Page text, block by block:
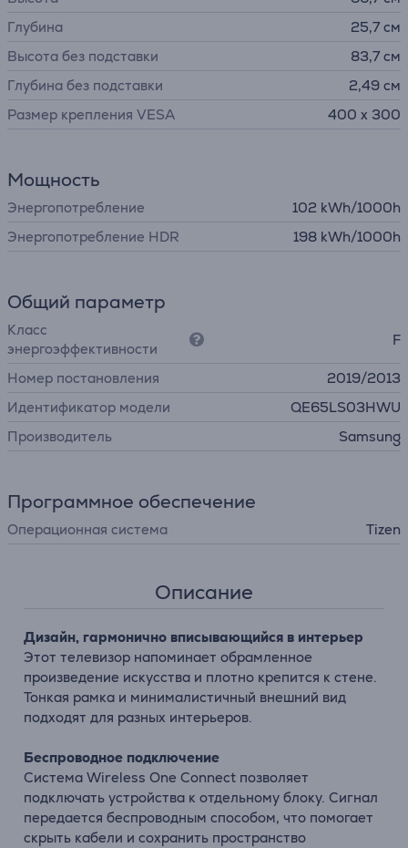
Глубина
25,7 см
Высота без подставки
83,7 см
Глубина без подставки
2,49 см
Размер крепления VESA
400 x 300
Мощность
Энергопотребление
102 kWh/1000h
Энергопотребление HDR
198 kWh/1000h
Общий параметр
Класс
энергоэффективности
F
Номер постановления
2019/2013
Идентификатор модели
QE65LS03HWU
Производитель
Samsung
Программное обеспечение
Операционная система Tizen
Описание
Дизайн, гармонично вписывающийся в интерьер
Этот телевизор напоминает обрамленное
произведение искусства и плотно крепится к стене.
Тонкая рамка и минималистичный внешний вид
подходят для разных интерьеров.
Беспроводное подключение
Система Wireless One Connect позволяет
подключать устройства к отдельному блоку. Сигнал
передается беспроводным способом, что помогает
скрыть кабели и сохранить пространство